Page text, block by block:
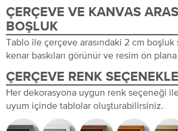
ÇERÇEVE VE KANVAS
BOŞLUK
Tablo ile çerçeve arasındaki 2 cm boşluk
kenar baskıları görünür ve resim ön plana
ÇERÇEVE RENK
Her dekorasyona uygun renk seçeneği
uyum içinde tablolar oluşturabilirsiniz.